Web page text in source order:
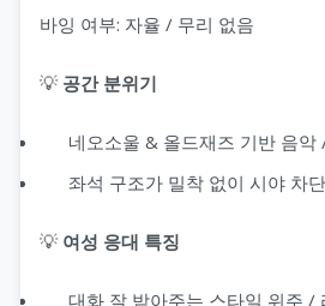
바잉 여부: 자율 / 무리 없음
💡 공간 분위기
네오소울 & 올드재즈 기반 음
좌석 구조가 밀착 없이 시야 차
💡 여성 응대 특징
대화 잘 받아주는 스타일 위주 /